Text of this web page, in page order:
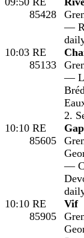
85428
—
10:03 RE
85133
—
2.
10:10 RE
85605
Gap
—
10:10 RE
85905
Vif